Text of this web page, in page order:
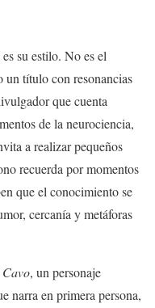
su estilo. No es el
un título con resonancias
que cuenta
de la neurociencia,
a realizar pequeños
recuerda por momentos
que el conocimiento se
cercanía y metáforas
Cavo, un personaje
narra en primera persona,